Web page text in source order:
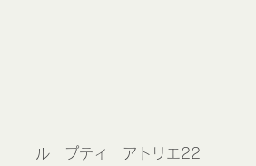
​ル プティ アトリエ22